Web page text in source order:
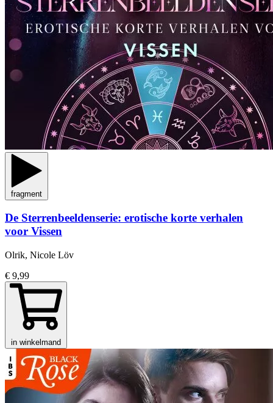
fragment
De Sterrenbeeldenserie: erotische korte verhalen
voor Vissen
Olrik, Nicole Löv
€ 9,99
in winkelmand